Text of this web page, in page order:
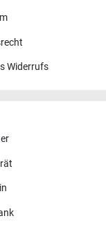
Widerrufs